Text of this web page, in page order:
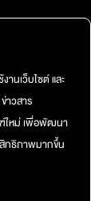
านเว็บไซต์ และ
าวสาร
ใหม่ เพื่อพัฒนา
สิทธิภาพมากขึ้น